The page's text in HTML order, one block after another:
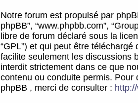
Notre forum est propulsé par
phpBB”, “www.phpbb.com”,
libre de forum déclaré sous la
“GPL”) et qui peut être téléchargé
facilite seulement les discussions
interdit strictement dans ce que
contenu ou conduite permis.
phpBB , merci de consulter :